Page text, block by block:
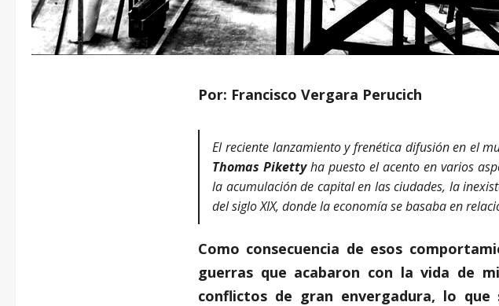
Por: Francisco Vergara Perucich
El reciente lanzamiento y frenética difusión en el
Thomas Pikettyha puesto el acento en varios
la acumulación de capital en las ciudades, la
del siglo XIX, donde la economía se basaba en
Como consecuencia de esos
guerras que acabaron con la vida de
conflictos de gran envergadura, lo